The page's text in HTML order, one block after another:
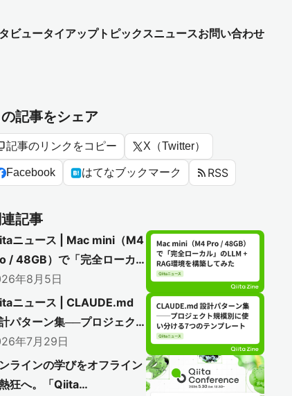
ビュータイアップトピックスニュースお問い合わせ
記事をシェア
記事のリンクをコピー X（Twitter）
Facebook はてなブックマーク rss_feed RSS
記事
ニュース | Mac mini（M4
/ 48GB）で「完全ローカ
のLLM + RAG環境を構築
みた
年8月5日
ニュース | CLAUDE.md
パターン集──プロジェク
模別に使い分ける7つのテ
レート
年7月29日
ラインの学びをオフライン
狂へ。「Qiita